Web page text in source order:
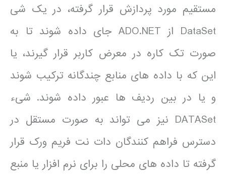
مستقیم مورد پردازش قرار گرفته، در یک شی
DataSet از ADO.NET جای داده شوند تا به
صورت تک کاره در معرض کاربر قرار گیرند، یا
این که با داده های منابع چندگانه ترکیب شوند
و یا در بین ردیف ها عبور داده شوند. شیء
DATASet نیز می تواند به صورت مستقل در
دسترس فراهم کنندگان دات نت فریم ورک قرار
گرفته تا داده های محلی را برای نرم افزار یا منبع